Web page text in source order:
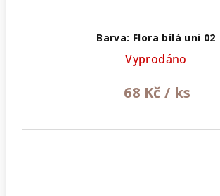
Barva: Flora bílá uni 02
Vyprodáno
68 Kč / ks